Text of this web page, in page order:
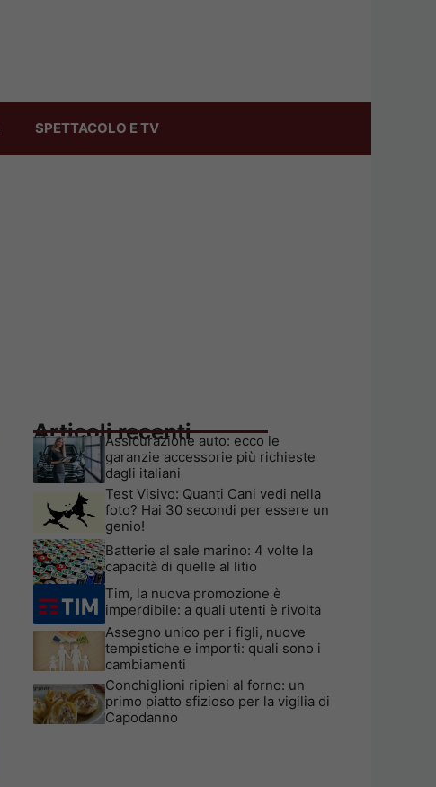
SPETTACOLO E TV
Articoli recenti
Assicurazione auto: ecco le
garanzie accessorie più richieste
dagli italiani
Test Visivo: Quanti Cani vedi nella
foto? Hai 30 secondi per essere un
genio!
Batterie al sale marino: 4 volte la
capacità di quelle al litio
Tim, la nuova promozione è
imperdibile: a quali utenti è rivolta
Assegno unico per i figli, nuove
tempistiche e importi: quali sono i
cambiamenti
Conchiglioni ripieni al forno: un
primo piatto sfizioso per la vigilia di
Capodanno